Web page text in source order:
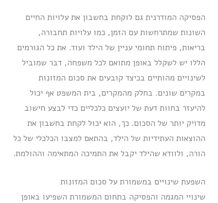
הפסיקה המודרנית גם לוקחת בחשבון את עלויות החיים
השונות שמתרחשות עם הזמן, כמו עלויות תחבורה,
בריאות, פיתוח תחומי עניין של הילד ועוד. את כל הגורמים
הללו יש לשקלל באופן מתואם לכל משפחה, דבר שמוביל
לשינויים מהותיים בכיצד קובעים את סכום המזונות
במקרים שונים. בחלק מהמקרים, בית המשפט אף יכול
להיעזר בחוות דעת של יועצים כלכליים כדי לבצע חישוב
מדויק יותר של הסכום. כך, הוא יכול לקחת בחשבון את
ההוצאות העתידיות של הילד, בהתאם למצבו הכלכלי של כל
הורה, ולוודא שהילד יקבל את התמיכה המתאימה וההולמת.
השפעת שינויים במשמורת על סכום המזונות
שינויי המגמה והפסיקה בתחום המשמורת השפיעו באופן